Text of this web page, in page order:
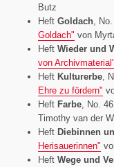
Butz
Heft Goldach ,
Goldach" von
Heft Wieder und
von Archivmaterial"
Heft Kulturerbe ,
Ehre zu fördern"
Heft Farbe , No.
Timothy van der
Heft Diebinnen
Herisauerinnen"
Heft Wege und